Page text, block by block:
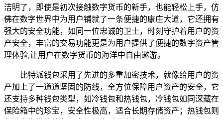
洁明了，即使是初次接触数字货币的新手，也能轻松上手，仿
佛在数字世界中为用户铺就了一条便捷的康庄大道，它还拥有
强大的安全功能，如同一位忠诚的卫士，时刻守护着用户的资
产安全，丰富的交易功能更是为用户提供了便捷的数字资产管
理体验,让用户在数字货币的海洋中自由遨游。
比特派钱包采用了先进的多重加密技术，就像给用户的资
产加上了一道道坚固的防线，全方位保障用户资产的安全，它
还支持多种钱包类型，如冷钱包和热钱包，冷钱包如同深藏在
保险箱中的珍宝，安全性极高，适合长期存储资产；热钱包则